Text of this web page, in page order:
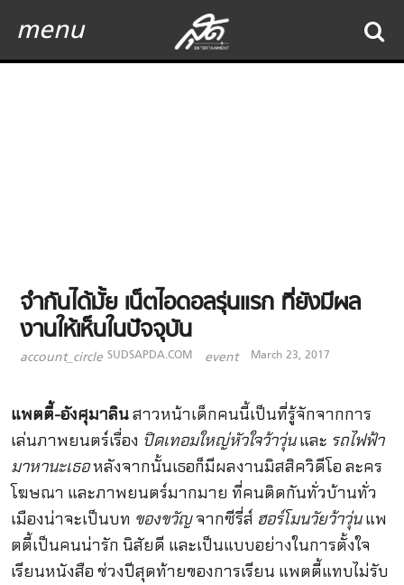
menu
จำกันได้มั้ย เน็ตไอดอลรุ่นแรก ที่ยังมีผล
งานให้เห็นในปัจจุบัน
account_circle SUDSAPDA.COM event March 23, 2017
แพตตี้-อังศุมาลินสาวหน้าเด็กคนนี้เป็นที่รู้จักจากการ
เล่นภาพยนตร์เรื่อง ปิดเทอมใหญ่หัวใจว้าวุ่นและ รถไฟฟ้า
มาหานะเธอหลังจากนั้นเธอก็มีผลงานมิสสิควิดีโอ ละคร
โฆษณา และภาพยนตร์มากมาย ที่คนติดกันทั่วบ้านทั่ว
เมืองน่าจะเป็นบท ของขวัญจากซีรี่ส์ ฮอร์โมนวัยว้าวุ่นแพ
ตตี้เป็นคนน่ารัก นิสัยดี และเป็นแบบอย่างในการตั้งใจ
เรียนหนังสือ ช่วงปีสุดท้ายของการเรียน แพตตี้แทบไม่รับ